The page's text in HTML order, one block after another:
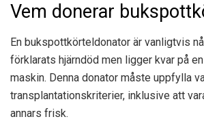
Vem donerar
En bukspottkörteldonator är vanligtvis
förklarats hjärndöd men ligger kvar på
maskin. Denna donator måste uppfylla
transplantationskriterier, inklusive att
annars frisk.